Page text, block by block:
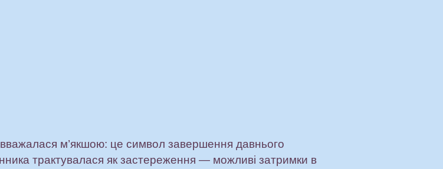
м’якшою: це символ завершення давнього
трактувалася як застереження — можливі затримки в